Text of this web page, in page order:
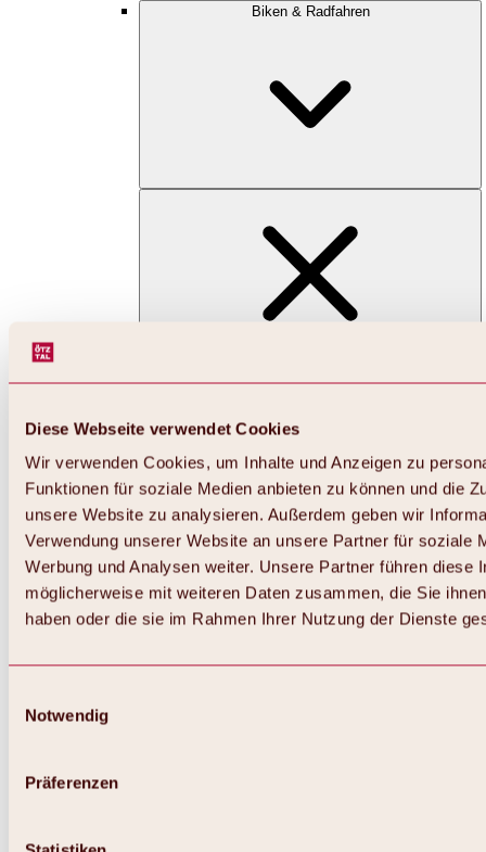
Diese Webseite verwendet Cookies
Wir verwenden Cookies, um Inhalte und Anzeigen zu
Funktionen für soziale Medien anbieten zu können und die
unsere Website zu analysieren. Außerdem geben wir
Verwendung unserer Website an unsere Partner für soziale
Werbung und Analysen weiter. Unsere Partner führen diese
möglicherweise mit weiteren Daten zusammen, die Sie
haben oder die sie im Rahmen Ihrer Nutzung der Dienste
Notwendig
Präferenzen
Biken & Radfahren